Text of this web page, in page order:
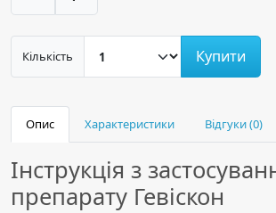
Кількість Купити
Опис Характеристики Відгуки (0)
Інструкція з
препарату Гевіскон